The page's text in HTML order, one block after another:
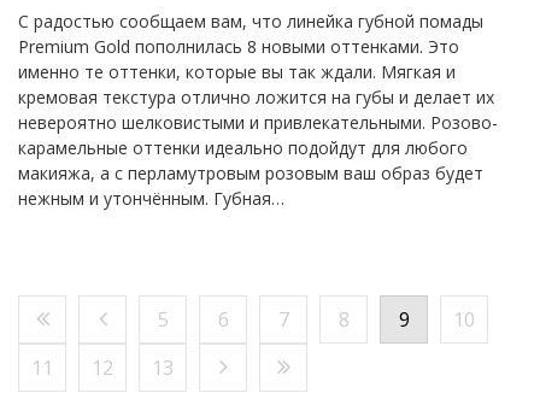
С радостью сообщаем вам, что линейка губной помады
Premium Gold пополнилась 8 новыми оттенками. Это
именно те оттенки, которые вы так ждали. Мягкая и
кремовая текстура отлично ложится на губы и делает их
невероятно шелковистыми и привлекательными. Розово-
карамельные оттенки идеально подойдут для любого
макияжа, а с перламутровым розовым ваш образ будет
нежным и утончённым. Губная…
5 6 7 8 9
10
11
12 13